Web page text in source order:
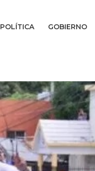
POLÍTICA GOBIERNO